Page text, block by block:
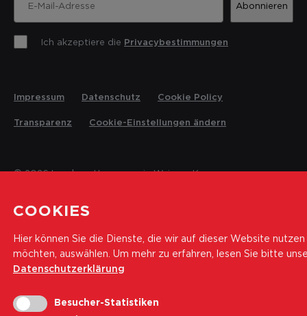
Abonnieren
Ich akzeptiere die Privacybestimmungen
© 2026 Landesrettungsverein Weisses Kreuz
Impressum Datenschutz Cookie Policy
Transparenz Cookie-Einstellungen ändern
COOKIES
Hier können Sie die Dienste, die wir auf dieser Website nutzen
möchten, auswählen. Um mehr zu erfahren, lesen Sie bitte
Datenschutzerklärung
Besucher-Statistiken